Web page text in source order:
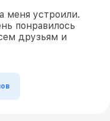
меня устроили.
понравилось
друзьям и